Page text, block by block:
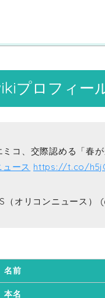
プロフィー
ミコ、交際認める「春
ース https://t.co/
（オリコンニュース
名前
本名